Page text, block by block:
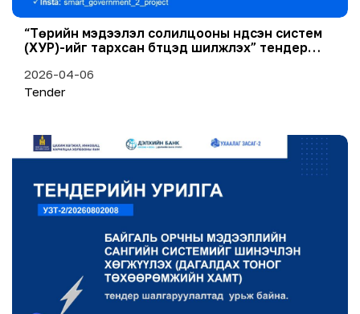
“Төрийн мэдээлэл солилцооны үндсэн систем
(ХУР)-ийг тархсан бүтцэд шилжүүлэх” тендер
2026-04-06
Tender